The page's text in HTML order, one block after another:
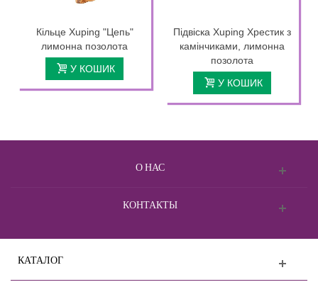
Кільце Xuping "Цепь"
лимонна позолота
У КОШИК
Підвіска Xuping Хрестик з
камінчиками, лимонна
позолота
У КОШИК
О НАС
КОНТАКТЫ
КАТАЛОГ